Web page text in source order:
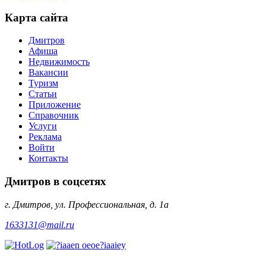
Карта сайта
Дмитров
Афиша
Недвижимость
Вакансии
Туризм
Статьи
Приложение
Справочник
Услуги
Реклама
Войти
Контакты
Дмитров в соцсетях
г. Дмитров, ул. Профессиональная, д. 1а
1633131@mail.ru